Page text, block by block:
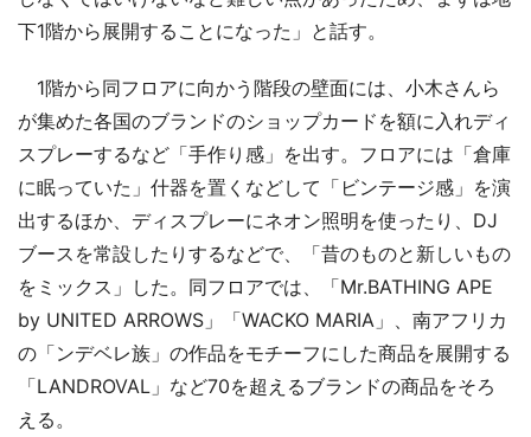
下1階から展開することになった」と話す。
1階から同フロアに向かう階段の壁面には、小木さんら
が集めた各国のブランドのショップカードを額に入れディ
スプレーするなど「手作り感」を出す。フロアには「倉庫
に眠っていた」什器を置くなどして「ビンテージ感」を演
出するほか、ディスプレーにネオン照明を使ったり、DJ
ブースを常設したりするなどで、「昔のものと新しいもの
をミックス」した。同フロアでは、「Mr.BATHING APE
by UNITED ARROWS」「WACKO MARIA」、南アフリカ
の「ンデベレ族」の作品をモチーフにした商品を展開する
「LANDROVAL」など70を超えるブランドの商品をそろ
える。